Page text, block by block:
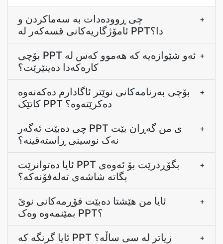
چی ڕوودەدات بە سەماکردن و
ئامۆژگاریەکانی قسەکەر لە PPTدا؟
+
بۆچی PPT ئەو شێوازەیە کە هەموو کەس لە
کارەکەدا دەینێرێت؟
+
بۆچی بەرنامەکانی نوێتر ئاگادارم دەکەنەوە
کاتێک PPT دەکرێتەوە؟
+
چی دەبێت ئەگەر PPT ی من گەڕان بێت
نەک نوسینی ڕاستەقینە؟
+
ئایا دەتوانرێت PPT بگۆڕدرێت بۆ ئەوەی
بگاتە شاشەی تەلەفۆنەکە؟
+
ئایا من هێشتا دەبێت فۆڕمەکانی نوێ
بمێنمەوە وەک PPT؟
+
ئایا گرنگە کە PPT زیاتر لە سی ساڵە؟ +